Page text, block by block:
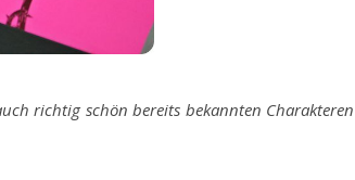
richtig schön bereits bekannten Charakteren